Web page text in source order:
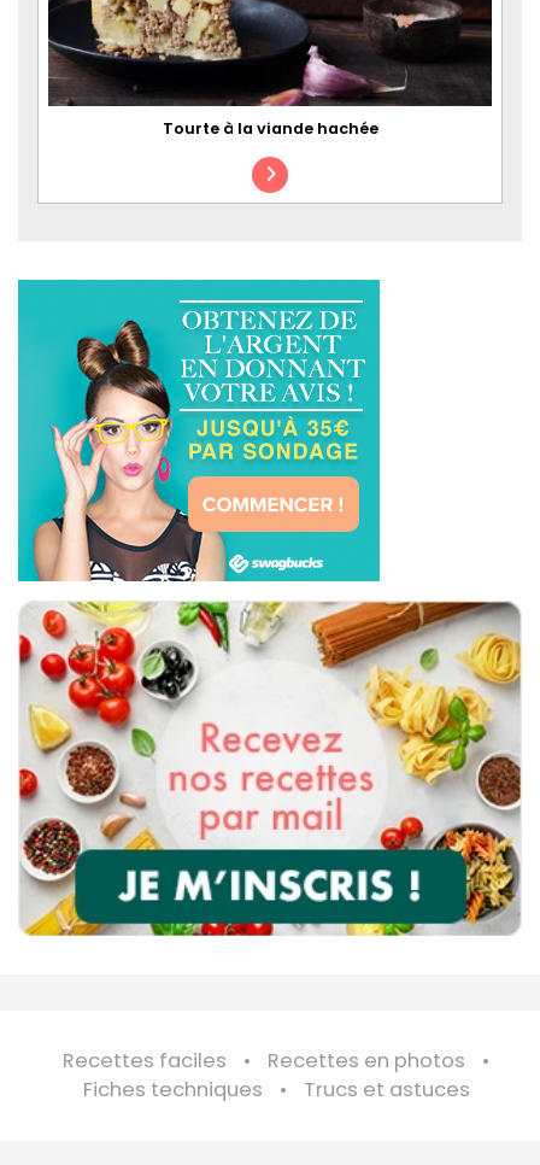
Tourte à la viande hachée
Recettes faciles
Recettes en photos
Fiches techniques
Trucs et astuces